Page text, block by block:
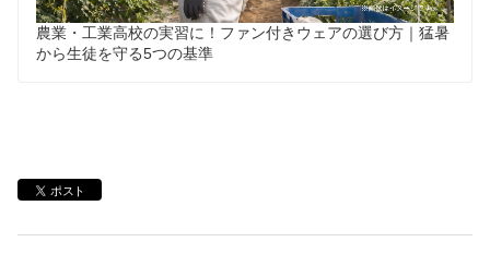
農業・工業高校の実習に！ファン付きウェアの選び方｜猛暑
から生徒を守る5つの基準